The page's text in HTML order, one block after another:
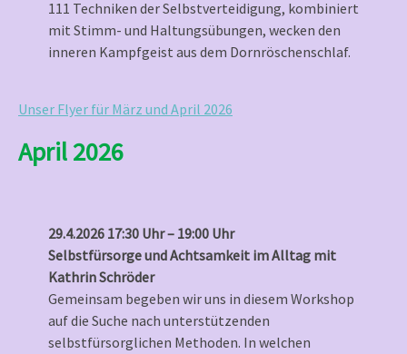
111 Techniken der Selbstverteidigung, kombiniert
mit Stimm- und Haltungsübungen, wecken den
inneren Kampfgeist aus dem Dornröschenschlaf.
Unser Flyer für März und April 2026
April 2026
29.4.2026 17:30 Uhr – 19:00 Uhr
Selbstfürsorge und Achtsamkeit im Alltag mit
Kathrin Schröder
Gemeinsam begeben wir uns in diesem Workshop
auf die Suche nach unterstützenden
selbstfürsorglichen Methoden. In welchen